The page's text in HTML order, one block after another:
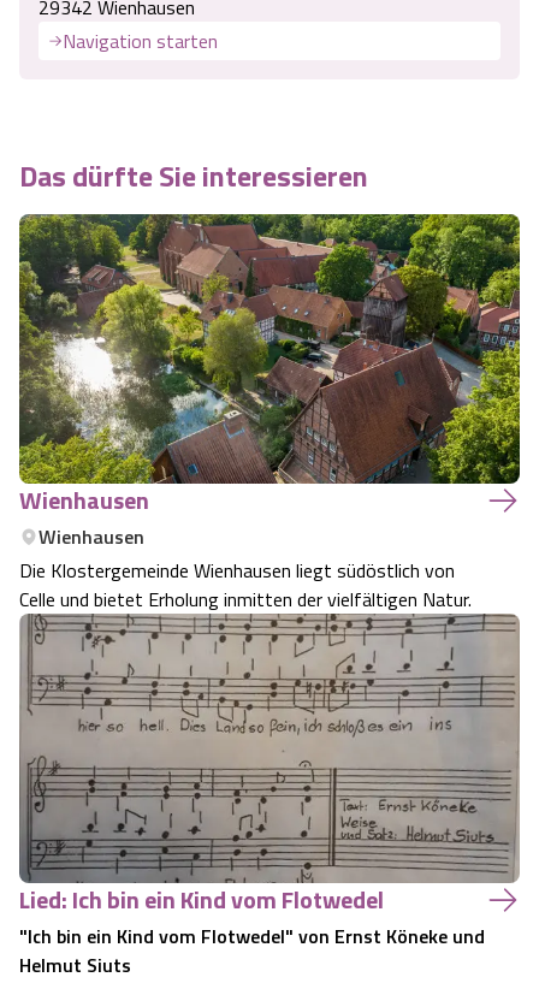
Das dürfte Sie interessieren
Wienhausen
Wienhausen
Die Klostergemeinde Wienhausen liegt südöstlich von
Celle und bietet Erholung inmitten der vielfältigen Natur.
Lied: Ich bin ein Kind vom Flotwedel
"Ich bin ein Kind vom Flotwedel" von Ernst Köneke und
Helmut Siuts
29342 Wienhausen
Navigation starten